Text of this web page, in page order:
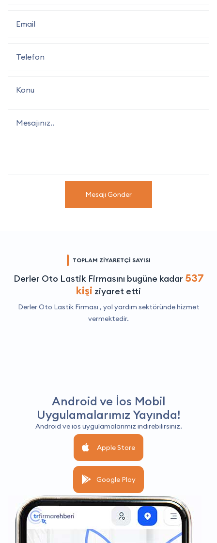
Mesajı Gönder
TOPLAM ZİYARETÇİ SAYISI
Derler Oto Lastik Firmasını bugüne kadar 537
kişi ziyaret etti
Derler Oto Lastik Firması , yol yardım sektöründe hizmet
vermektedir.
Android ve İos Mobil
Uygulamalarımız Yayında!
Android ve ios uygulamalarımız indirebilirsiniz.
Apple Store
Google Play